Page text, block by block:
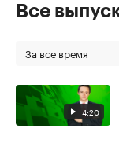
Все
За все время
4:20